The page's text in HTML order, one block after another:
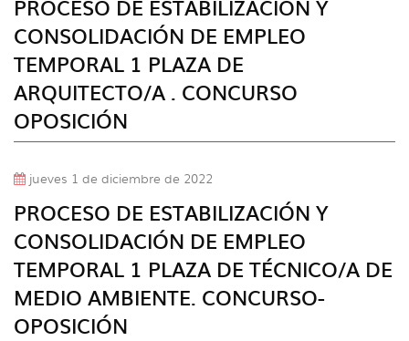
idioma
PROCESO DE ESTABILIZACIÓN Y
CONSOLIDACIÓN DE EMPLEO
TEMPORAL 1 PLAZA DE
ARQUITECTO/A . CONCURSO
OPOSICIÓN
jueves 1 de diciembre de 2022
PROCESO DE ESTABILIZACIÓN Y
CONSOLIDACIÓN DE EMPLEO
TEMPORAL 1 PLAZA DE TÉCNICO/A DE
MEDIO AMBIENTE. CONCURSO-
OPOSICIÓN